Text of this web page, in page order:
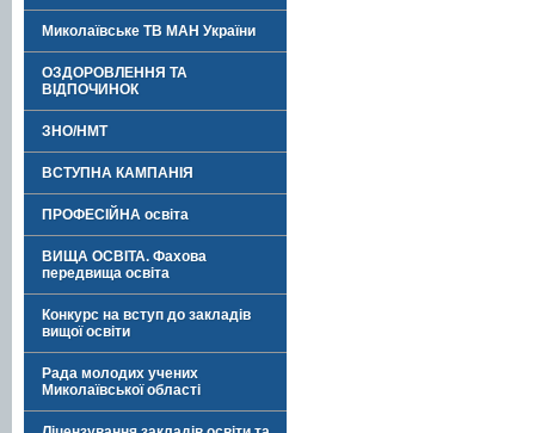
Миколаївське ТВ МАН України
ОЗДОРОВЛЕННЯ ТА
ВІДПОЧИНОК
ЗНО/НМТ
ВСТУПНА КАМПАНІЯ
ПРОФЕСІЙНА освіта
ВИЩА ОСВІТА. Фахова
передвища освіта
Конкурс на вступ до закладів
вищої освіти
Рада молодих учених
Миколаївської області